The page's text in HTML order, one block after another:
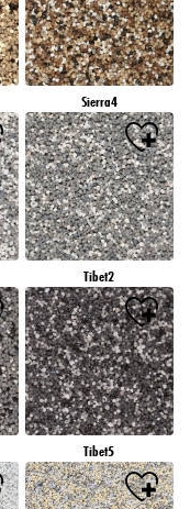
Sierra4
Tibet2
Tibet5